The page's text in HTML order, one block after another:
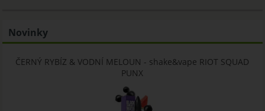
Novinky
ČERNÝ RYBÍZ & VODNÍ MELOUN - shake&vape RIOT SQUAD
PUNX